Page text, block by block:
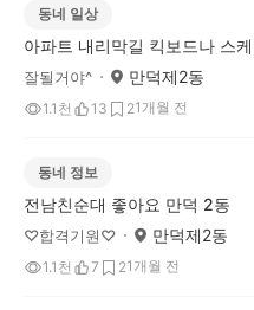
동네 일상
아파트 내리막길 킥보드나 스
잘될거야^ 만덕제2동
1.1천 13 21개월 전
동네 정보
전남친순대 좋아요 만덕 2동
♡합격기원♡ 만덕제2동
1.1천 7 21개월 전